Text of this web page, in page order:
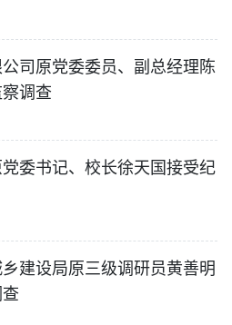
司原党委委员、副总经理陈
调查
委书记、校长徐天国接受纪
建设局原三级调研员黄善明